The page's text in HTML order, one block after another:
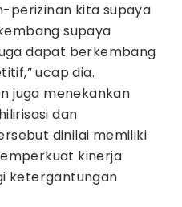
perizinan kita supaya
supaya
dapat berkembang
ucap dia.
juga menekankan
dan
dinilai memiliki
kinerja
ketergantungan